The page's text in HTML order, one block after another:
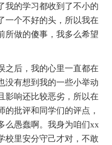
我的学习都收到了不小的
一个不好的头，所以我在
所做的傻事，我多么希望
之后，我的心里一直都在
没有想到我的一些小举动
影响还比较恶劣，所以在
的批评和同学们的评点，
么愚蠢啊。我身为咱们xx
校里安分守己才对，不敢